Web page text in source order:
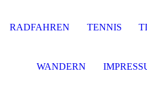
RADFAHREN TENNIS
WANDERN